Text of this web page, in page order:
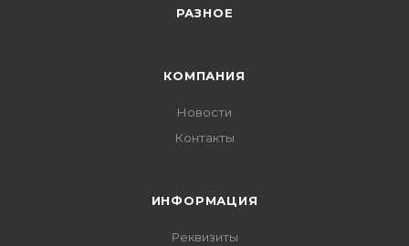
РАЗНОЕ
КОМПАНИЯ
Новости
Контакты
ИНФОРМАЦИЯ
Реквизиты